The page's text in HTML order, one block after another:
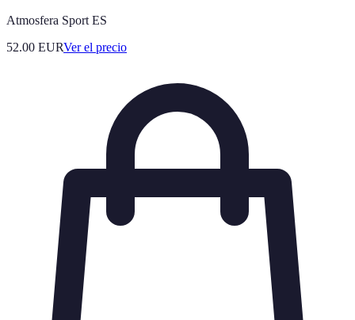
Atmosfera Sport ES
52.00 EURVer el precio